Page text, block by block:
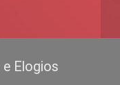
e Elogios